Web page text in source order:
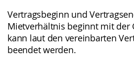
Vertragsbeginn und
Mietverhältnis beginnt mit der
kann laut den vereinbarten
beendet werden.